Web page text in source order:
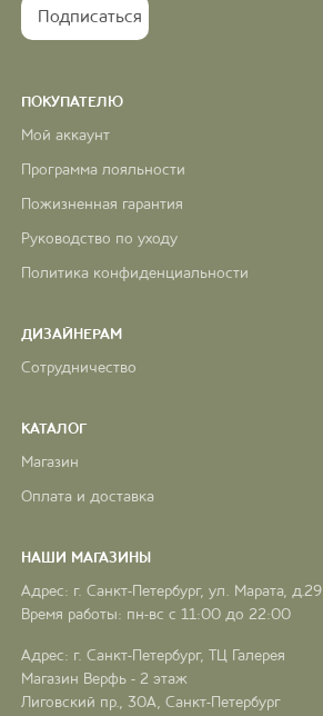
ПОКУПАТЕЛЮ
Мой аккаунт
Программа лояльности
Пожизненная гарантия
Руководство по уходу
Политика конфиденциальности
ДИЗАЙНЕРАМ
Сотрудничество
КАТАЛОГ
Магазин
Оплата и доставка
НАШИ МАГАЗИНЫ
Адрес: г. Санкт-Петербург, ул. Марата, д.29
Время работы: пн-вс с 11:00 до 22:00
Адрес: г. Санкт-Петербург, ТЦ Галерея
Магазин Верфь - 2 этаж
Лиговский пр., 30А, Санкт-Петербург